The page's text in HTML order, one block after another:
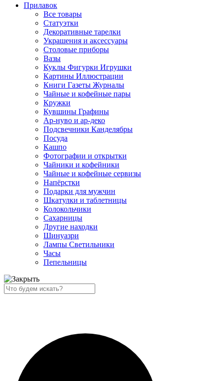
Прилавок
Все товары
Статуэтки
Декоративные тарелки
Украшения и аксессуары
Столовые приборы
Вазы
Куклы Фигурки Игрушки
Картины Иллюстрации
Книги Газеты Журналы
Чайные и кофейные пары
Кружки
Кувшины Графины
Ар-нуво и ар-деко
Подсвечники Канделябры
Посуда
Кашпо
Фотографии и открытки
Чайники и кофейники
Чайные и кофейные сервизы
Напёрстки
Подарки для мужчин
Шкатулки и таблетницы
Колокольчики
Сахарницы
Другие находки
Шинуазри
Лампы Светильники
Часы
Пепельницы